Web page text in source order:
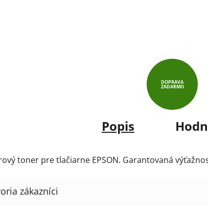
DOPRAVA
ZADARMO
Popis
toner pre tlačiarne EPSON. Garantovaná